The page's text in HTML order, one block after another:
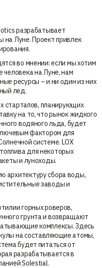
разрабатывает
на Луне. Проект привлек
во мнении: если мы хотим
человека на Луне, нам
ресурсы – и ни один из них
лед.
стартапов, планирующих
на то, что рынок жидкого
водяного льда, будет
фактором для
системе. LOX
для некоторых
и луноходы.
архитектуру сбора воды,
заводы и
горных роверов,
грунта и возвращают
комплексы. Здесь
на составляющие атомы,
будет питаться от
разрабатывается в
Solestial.